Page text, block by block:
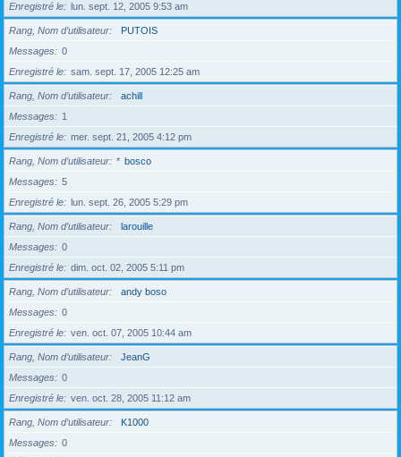
Enregistré le
lun. sept. 12, 2005 9:53 am
Rang, Nom d’utilisateur
PUTOIS
Messages
0
Enregistré le
sam. sept. 17, 2005 12:25 am
Rang, Nom d’utilisateur
achill
Messages
1
Enregistré le
mer. sept. 21, 2005 4:12 pm
Rang, Nom d’utilisateur * bosco
Messages
5
Enregistré le
lun. sept. 26, 2005 5:29 pm
Rang, Nom d’utilisateur
larouille
Messages
0
Enregistré le
dim. oct. 02, 2005 5:11 pm
Rang, Nom d’utilisateur
andy boso
Messages
0
Enregistré le
ven. oct. 07, 2005 10:44 am
Rang, Nom d’utilisateur
JeanG
Messages
0
Enregistré le
ven. oct. 28, 2005 11:12 am
Rang, Nom d’utilisateur
K1000
Messages
0